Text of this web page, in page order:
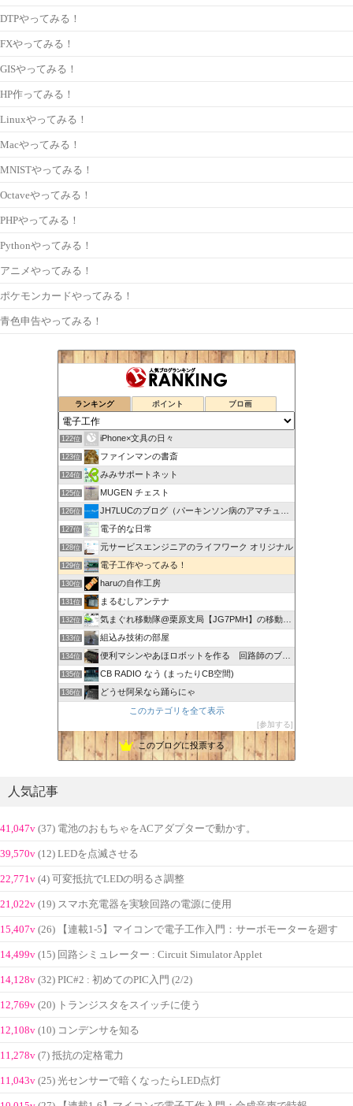
DTPやってみる！
FXやってみる！
GISやってみる！
HP作ってみる！
Linuxやってみる！
Macやってみる！
MNISTやってみる！
Octaveやってみる！
PHPやってみる！
Pythonやってみる！
アニメやってみる！
ポケモンカードやってみる！
青色申告やってみる！
ランキング ポイント ブロ画
122位 iPhone×文具の日々
123位 ファインマンの書斎
124位 みみサポートネット
125位 MUGEN チェスト
126位 JH7LUCのブログ（パーキンソン病のアマチュア無線奮闘記）
127位 電子的な日常
128位 元サービスエンジニアのライフワーク オリジナル
129位 電子工作やってみる！
130位 haruの自作工房
131位 まるむしアンテナ
132位 気まぐれ移動隊@栗原支局【JG7PMH】の移動運用日記
133位 組込み技術の部屋
134位 便利マシンやあほロボットを作る 回路師のブログ
135位 CB RADIO なう (まったりCB空間)
136位 どうせ阿呆なら踊らにゃ
このカテゴリを全て表示
参加する
このブログに投票する
人気記事
41,047v (37) 電池のおもちゃをACアダプターで動かす。
39,570v (12) LEDを点滅させる
22,771v (4) 可変抵抗でLEDの明るさ調整
21,022v (19) スマホ充電器を実験回路の電源に使用
15,407v (26) 【連載1-5】マイコンで電子工作入門：サーボモーターを廻す
14,499v (15) 回路シミュレーター : Circuit Simulator Applet
14,128v (32) PIC#2 : 初めてのPIC入門 (2/2)
12,769v (20) トランジスタをスイッチに使う
12,108v (10) コンデンサを知る
11,278v (7) 抵抗の定格電力
11,043v (25) 光センサーで暗くなったらLED点灯